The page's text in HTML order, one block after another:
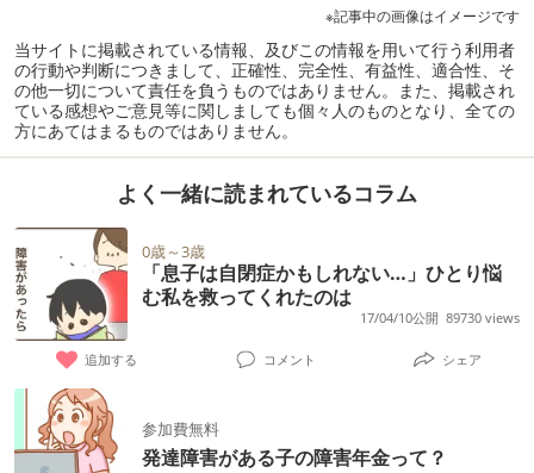
※記事中の画像はイメージです
当サイトに掲載されている情報、及びこの情報を用いて行う利用者
の行動や判断につきまして、正確性、完全性、有益性、適合性、そ
の他一切について責任を負うものではありません。また、掲載され
ている感想やご意見等に関しましても個々人のものとなり、全ての
方にあてはまるものではありません。
よく一緒に読まれているコラム
0歳～3歳
「息子は自閉症かもしれない…」ひとり悩
む私を救ってくれたのは
17/04/10公開 89730 views
追加する コメント シェア
参加費無料
発達障害がある子の障害年金って？